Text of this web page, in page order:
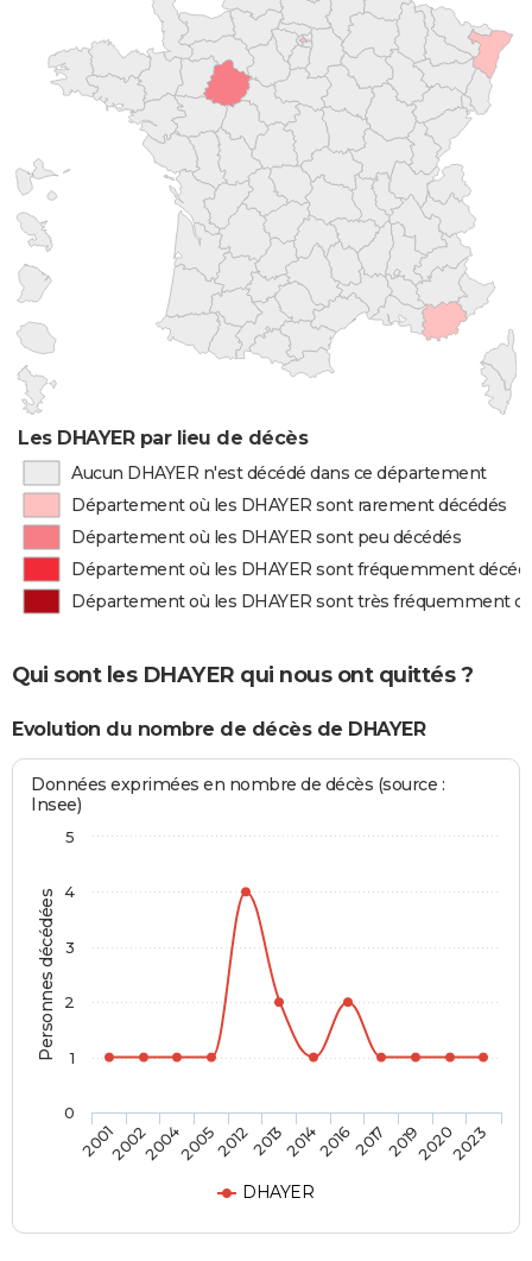
Les DHAYER par lieu de décès
Aucun DHAYER n'est décédé dans ce département
Département où les DHAYER sont rarement décédés
Département où les DHAYER sont peu décédés
Département où les DHAYER sont fréquemment
Département où les DHAYER sont très fréquemment
Qui sont les DHAYER qui nous ont quittés ?
Evolution du nombre de décès de DHAYER
Personnes décédées
Données exprimées en nombre de décès (source :
Insee)
DHAYER
200120022004200520122013201420162017201920202023
0
1
2
3
4
5